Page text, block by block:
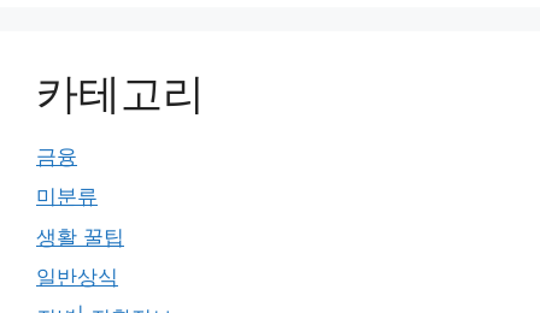
카테고리
금융
미분류
생활 꿀팁
일반상식